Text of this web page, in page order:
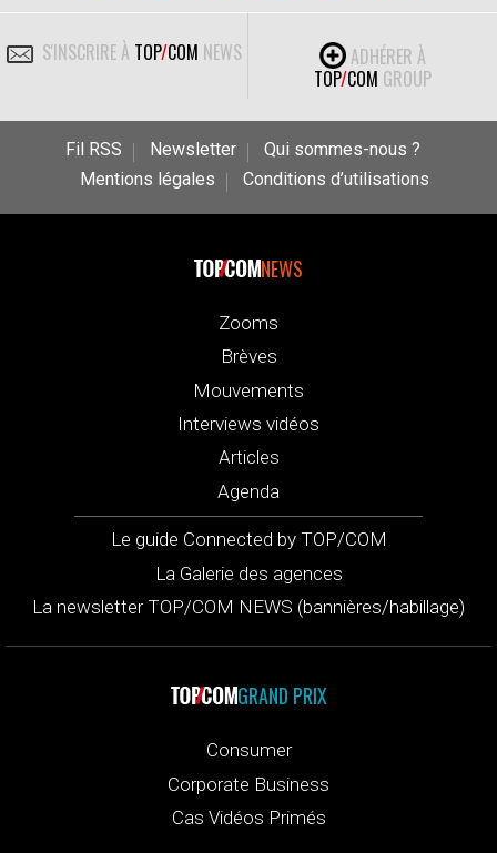
S'INSCRIRE À TOP/COM NEWS
ADHÉRER À
TOP/COM GROUP
Fil RSS Newsletter
Qui sommes-nous ?
Mentions légales
Conditions d’utilisations
NEWS
Zooms
Brèves
Mouvements
Interviews vidéos
Articles
Agenda
Le guide Connected by TOP/COM
La Galerie des agences
La newsletter TOP/COM NEWS (bannières/habillage)
GRAND PRIX
Consumer
Corporate Business
Cas Vidéos Primés